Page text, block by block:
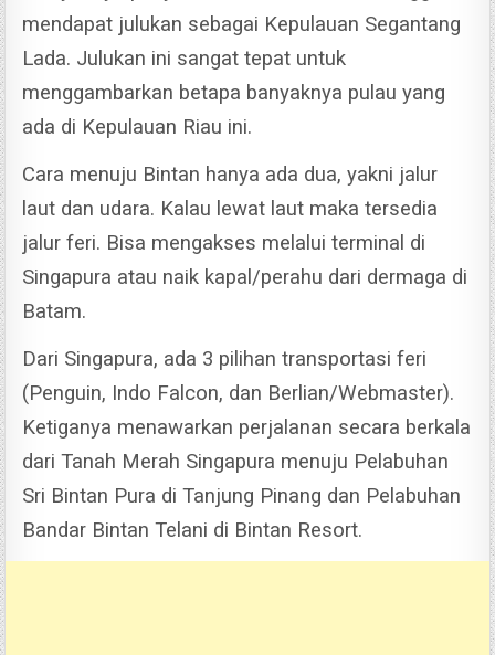
mendapat julukan sebagai Kepulauan Segantang
Lada. Julukan ini sangat tepat untuk
menggambarkan betapa banyaknya pulau yang
ada di Kepulauan Riau ini.
Cara menuju Bintan hanya ada dua, yakni jalur
laut dan udara. Kalau lewat laut maka tersedia
jalur feri. Bisa mengakses melalui terminal di
Singapura atau naik kapal/perahu dari dermaga di
Batam.
Dari Singapura, ada 3 pilihan transportasi feri
(Penguin, Indo Falcon, dan Berlian/Webmaster).
Ketiganya menawarkan perjalanan secara berkala
dari Tanah Merah Singapura menuju Pelabuhan
Sri Bintan Pura di Tanjung Pinang dan Pelabuhan
Bandar Bintan Telani di Bintan Resort.